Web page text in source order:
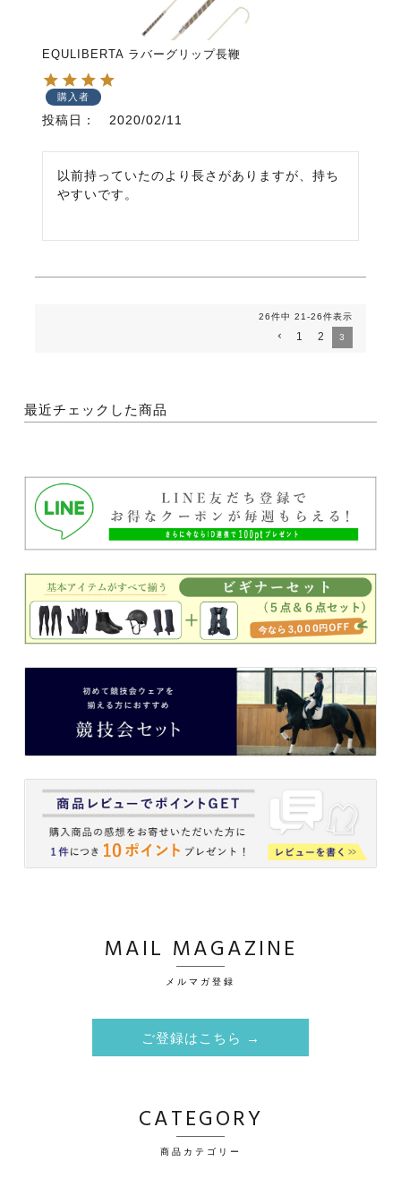
EQULIBERTA ラバーグリップ長鞭
購入者
投稿日 2020/02/11
以前持っていたのより長さがありますが、持ち
やすいです。
26件中 21-26件表示
1 2 3
最近チェックした商品
MAIL MAGAZINE
メルマガ登録
ご登録はこちら →
CATEGORY
商品カテゴリー